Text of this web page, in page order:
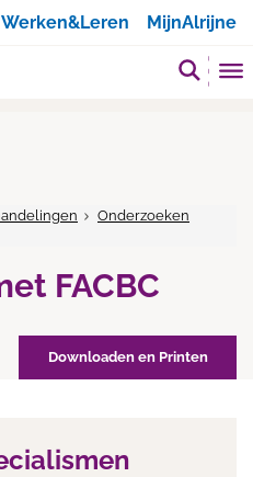
Werken&Leren MijnAlrijne
Onderzoeken
FACBC
Downloaden en Printen